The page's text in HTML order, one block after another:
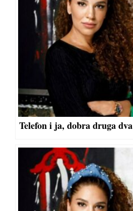
Telefon i ja, dobra druga dva